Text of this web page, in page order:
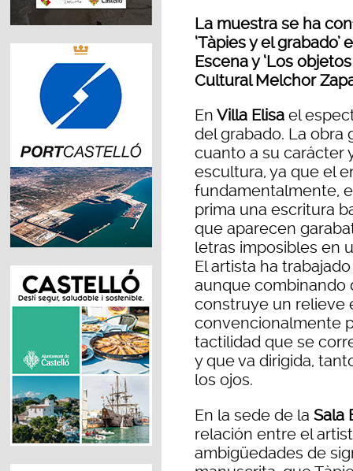
La muestra se ha
‘Tàpies y el grabado’
Escena y ‘Los
Cultural Melchor
En Villa Elisa el
del grabado. La obra
cuanto a su carácter
escultura, ya que el
fundamentalmente,
prima una escritura
que aparecen
letras imposibles en
El artista ha
aunque combinando
construye un relieve
convencionalmente
tactilidad que se
y que va dirigida,
los ojos.
En la sede de la Sala
relación entre el
ambigüedades de